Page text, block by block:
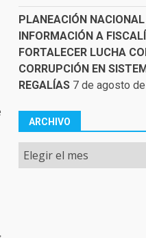
PLANEACIÓN NACIONAL
INFORMACIÓN A
FORTALECER LUCHA
CORRUPCIÓN EN
REGALÍAS 7 de agosto
ARCHIVO
Archivo